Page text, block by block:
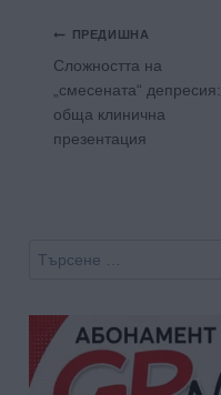
Навигация
ПРЕДИШНА
Сложността на
„смесената“ депресия:
обща клинична
презентация
Търсене